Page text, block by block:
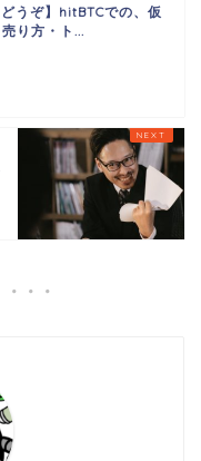
どうぞ】hitBTCでの、仮
り方・ト...